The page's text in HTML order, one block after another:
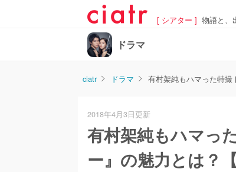
[ シアター ] 物語と、
ドラマ
ciatr ドラマ 有村架純もハマった特撮
2018年4月3日更新
有村架純もハマっ
ー』の魅力とは？